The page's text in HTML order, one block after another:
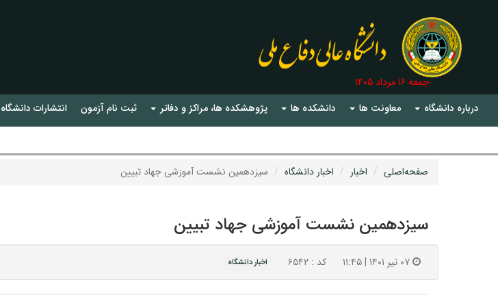
درباره دانشگاه معاونت ها دانشکده ها پژوهشکده ها، مراکز و دفاتر ثبت نام آزمون انتشارات دانشگاه
جمعه ۱۶ مرداد ۱۴۰۵
صفحه‌اصلی اخبار اخبار دانشگاه سیزدهمین نشست آموزشی جهاد تبیین
سیزدهمین نشست آموزشی جهاد تبیین
کد : ۶۵۴۲ اخبار دانشگاه